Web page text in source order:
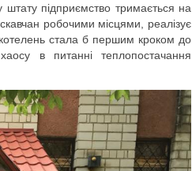
підприємство тримається на
робочими місцями, реалізує
стала б першим кроком до
в питанні теплопостачання